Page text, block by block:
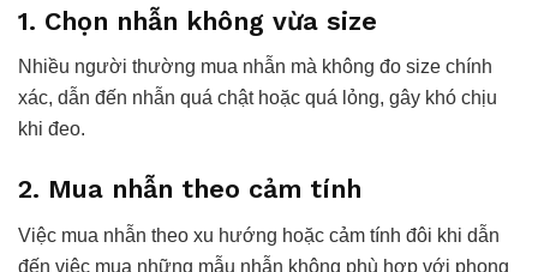
1. Chọn nhẫn không vừa size
Nhiều người thường mua nhẫn mà không đo size chính
xác, dẫn đến nhẫn quá chật hoặc quá lỏng, gây khó chịu
khi đeo.
2. Mua nhẫn theo cảm tính
Việc mua nhẫn theo xu hướng hoặc cảm tính đôi khi dẫn
đến việc mua những mẫu nhẫn không phù hợp với phong